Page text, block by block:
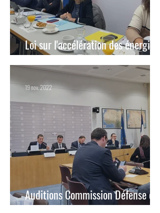
Loi sur l'accélération des énergies
renouvelables
Auditions Commission Défense et
19 nov. 2022